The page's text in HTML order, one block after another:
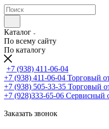
Каталог
По всему сайту
По каталогу
+7 (938) 411-06-04
+7 (938) 411-06-04 Торговый
+7 (938) 505-33-35 Торговый
+7 (928)333-65-06 Сервисный
Заказать звонок